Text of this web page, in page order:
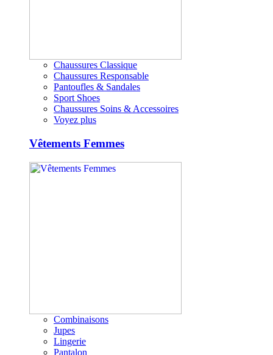
Chaussures Classique
Chaussures Responsable
Pantoufles & Sandales
Sport Shoes
Chaussures Soins & Accessoires
Voyez plus
Vêtements Femmes
Combinaisons
Jupes
Lingerie
Pantalon